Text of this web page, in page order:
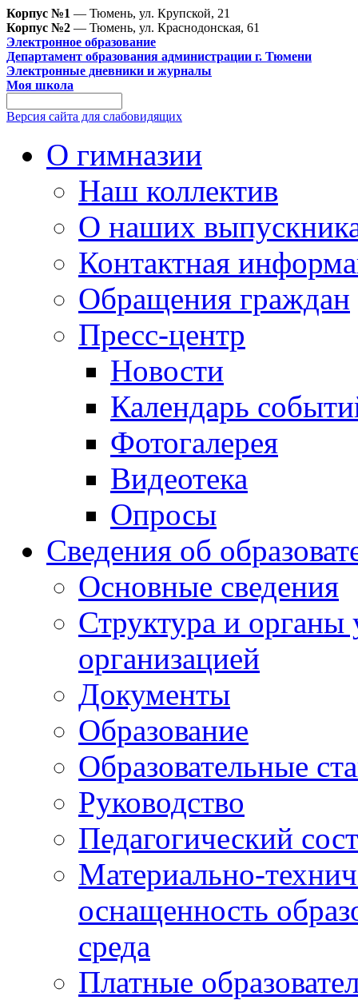
Корпус №1 — Тюмень, ул. Крупской, 21
Корпус №2 — Тюмень, ул. Краснодонская, 61
Электронное образование
Департамент образования администрации г. Тюмени
Электронные дневники и журналы
Моя школа
Версия сайта для слабовидящих
О гимназии
Наш коллектив
О наших
Контактная
Обращения граждан
Пресс-центр
Новости
Календарь
Фотогалерея
Видеотека
Опросы
Сведения об
Основные сведения
Структура и органы
организацией
Документы
Образование
Образовательные
Руководство
Педагогический
Материально-
оснащенность
среда
Платные